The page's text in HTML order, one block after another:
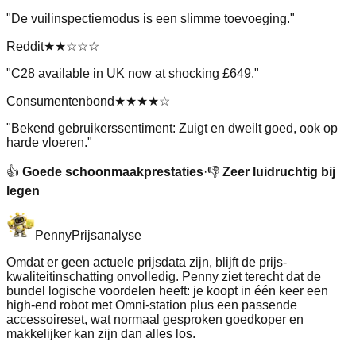
"De vuilinspectiemodus is een slimme toevoeging."
Reddit★★☆☆☆
"C28 available in UK now at shocking £649."
Consumentenbond★★★★☆
"Bekend gebruikerssentiment: Zuigt en dweilt goed, ook op
harde vloeren."
👍 Goede schoonmaakprestaties·👎 Zeer luidruchtig bij
legen
PennyPrijsanalyse
Omdat er geen actuele prijsdata zijn, blijft de prijs-
kwaliteitinschatting onvolledig. Penny ziet terecht dat de
bundel logische voordelen heeft: je koopt in één keer een
high-end robot met Omni-station plus een passende
accessoireset, wat normaal gesproken goedkoper en
makkelijker kan zijn dan alles los.